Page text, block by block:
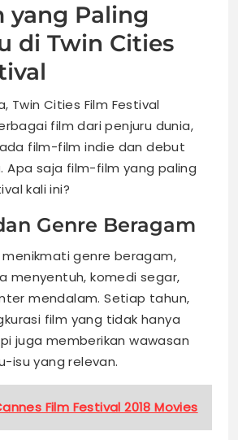
yang Paling
di Twin Cities
Twin Cities Film Festival
film dari penjuru dunia,
film-film indie dan debut
Apa saja film-film yang paling
kali ini?
Genre Beragam
genre beragam,
menyentuh, komedi segar,
mendalam. Setiap tahun,
film yang tidak hanya
juga memberikan wawasan
isu yang relevan.
Film Festival 2018 Movies